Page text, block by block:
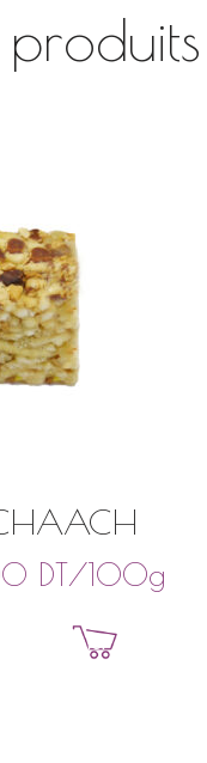
DT/100g
au panier